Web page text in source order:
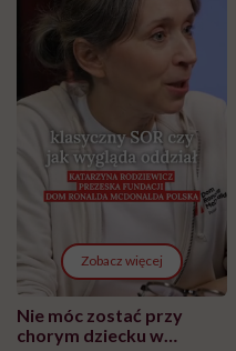
Zobacz więcej
Nie móc zostać przy
chorym dziecku w